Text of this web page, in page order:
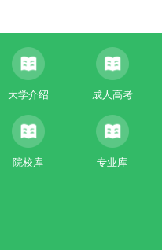
大学介绍 成人高考
院校库 专业库